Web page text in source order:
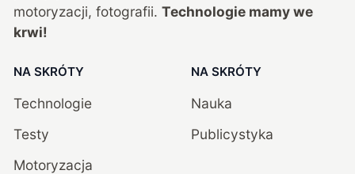
motoryzacji, fotografii. Technologie mamy we
krwi!
NA SKRÓTY
Technologie
Testy
Motoryzacja
NA SKRÓTY
Nauka
Publicystyka